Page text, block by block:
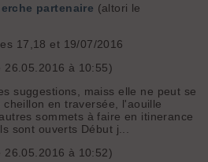
partenaire (altori le
17,18 et 19/07/2016
26.05.2016 à 10:55)
suggestions, maiss elle ne peut se
en traversée, l'aouille
sommets à faire en itinerance
sont ouverts Début j...
26.05.2016 à 10:52)